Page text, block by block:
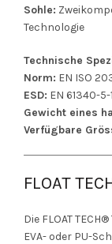
Sohle:
Technologie
Technische
Norm: EN ISO
ESD: EN 61340-
Gewicht eines
Verfügbare
FLOAT
Die FLOAT
EVA- oder PU-